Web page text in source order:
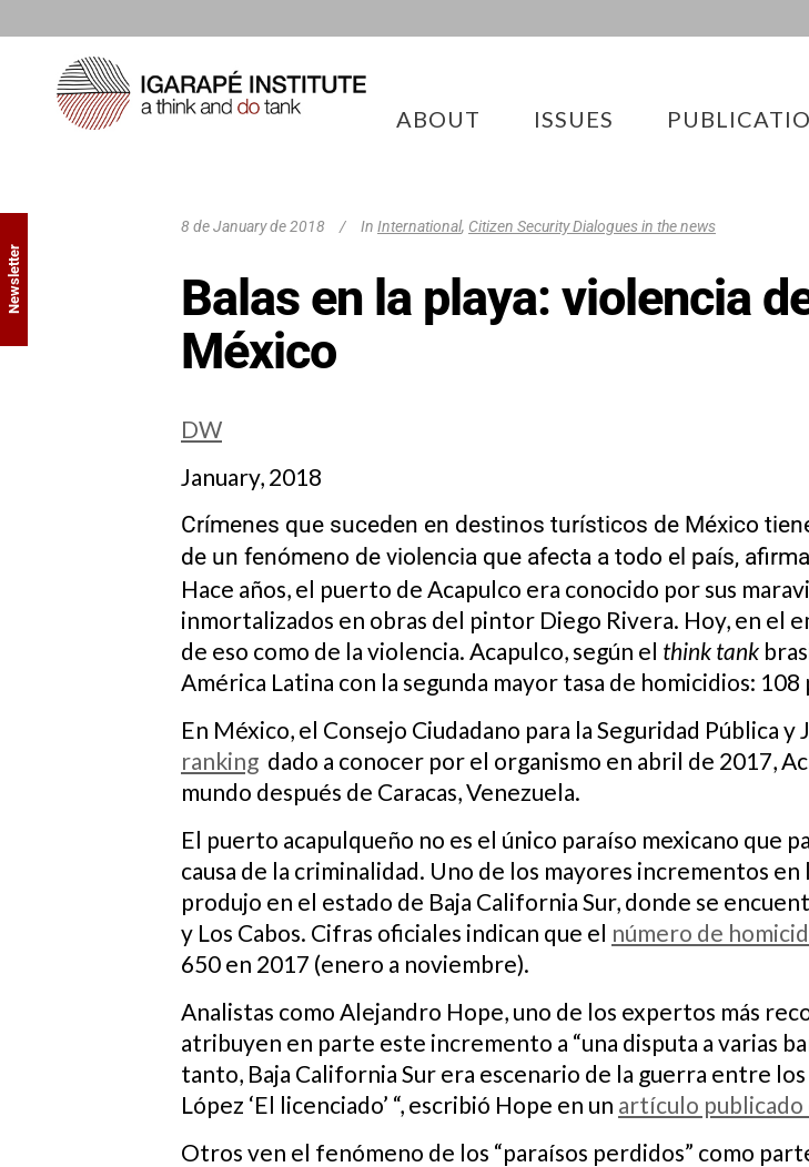
ABOUT ISSUES
8 de January de 2018 In International, Citizen Security Dialogues in the news
Balas en la playa: violencia
México
DW
January, 2018
Crímenes que suceden en destinos turísticos de México
de un fenómeno de violencia que afecta a todo el país,
Hace años, el puerto de Acapulco era conocido por sus
inmortalizados en obras del pintor Diego Rivera. Hoy, en el
de eso como de la violencia. Acapulco, según el think tank
América Latina con la segunda mayor tasa de homicidios:
En México, el Consejo Ciudadano para la Seguridad Pública y
ranking dado a conocer por el organismo en abril de 2017,
mundo después de Caracas, Venezuela.
El puerto acapulqueño no es el único paraíso mexicano que
causa de la criminalidad. Uno de los mayores incrementos
produjo en el estado de Baja California Sur, donde se
y Los Cabos. Cifras oficiales indican que el número de
650 en 2017 (enero a noviembre).
Analistas como Alejandro Hope, uno de los expertos más
atribuyen en parte este incremento a “una disputa a varias
tanto, Baja California Sur era escenario de la guerra entre los
López ‘El licenciado’ “, escribió Hope en un artículo publicado
Otros ven el fenómeno de los “paraísos perdidos” como
Newsletter